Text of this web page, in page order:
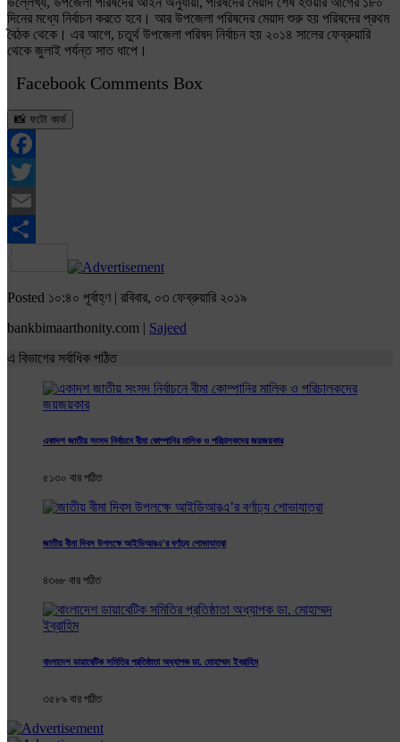
দিনের মধ্যে নির্বাচন করতে হবে। আর উপজেলা পরিষদের মেয়াদ শুরু হয় পরিষদের প্রথম
বৈঠক থেকে। এর আগে, চতুর্থ উপজেলা পরিষদ নির্বাচন হয় ২০১৪ সালের ফেব্রুয়ারি
থেকে জুলাই পর্যন্ত সাত ধাপে।
Facebook Comments Box
📸 ফটো কার্ড
Facebook
Twitter
Email
Share
Posted ১০:৪০ পূর্বাহ্ণ | রবিবার, ০৩ ফেব্রুয়ারি ২০১৯
bankbimaarthonity.com | Sajeed
এ বিভাগের সর্বাধিক পঠিত
একাদশ জাতীয় সংসদ নির্বাচনে বীমা কোম্পানির মালিক ও পরিচালকদের জয়জয়কার
৫১৩০ বার পঠিত
জাতীয় বীমা দিবস উপলক্ষে আইডিআরএ’র বর্ণাঢ্য শোভাযাত্রা
৪৩৬৮ বার পঠিত
বাংলাদেশ ডায়াবেটিক সমিতির প্রতিষ্ঠাতা অধ্যাপক ডা. মোহাম্মদ ইব্রাহিম
৩৫৮৯ বার পঠিত